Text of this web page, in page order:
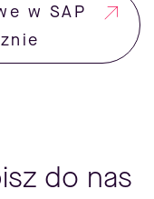
w SAP
do nas